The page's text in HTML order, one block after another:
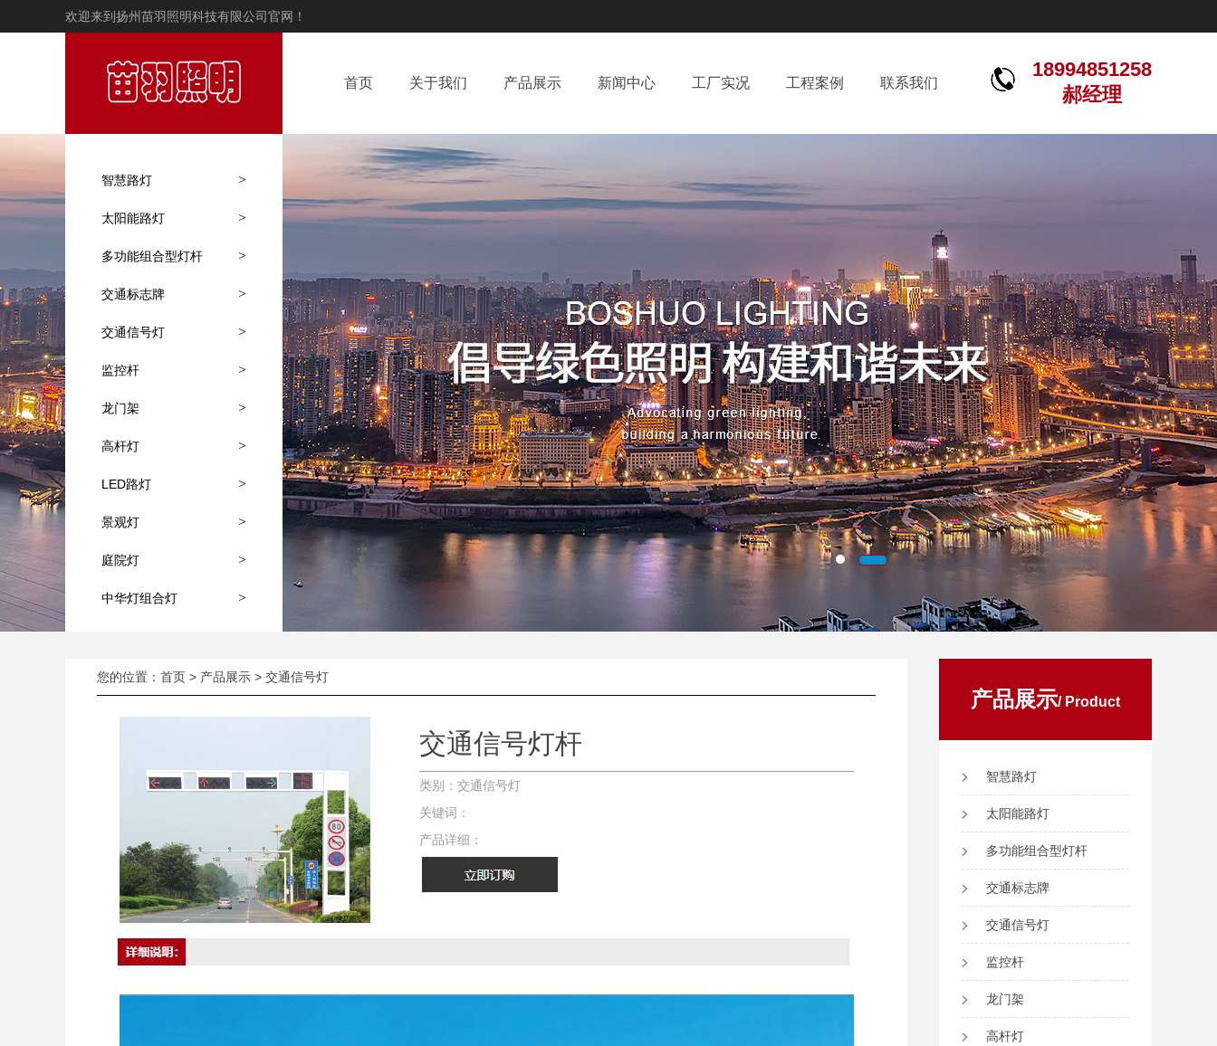
欢迎来到扬州苗羽照明科技有限公司官网！
智慧路灯 >
太阳能路灯 >
多功能组合型灯杆 >
交通标志牌 >
交通信号灯 >
监控杆 >
龙门架 >
高杆灯 >
LED路灯 >
景观灯 >
庭院灯 >
中华灯组合灯 >
首页 关于我们 产品展示 新闻中心 工厂实况 工程案例 联系我们
18994851258
郝经理
您的位置： 首页 > 产品展示 > 交通信号灯
交通信号灯杆
类别：交通信号灯
关键词：
产品详细：
产品展示/ Product
智慧路灯
太阳能路灯
多功能组合型灯杆
交通标志牌
交通信号灯
监控杆
龙门架
高杆灯